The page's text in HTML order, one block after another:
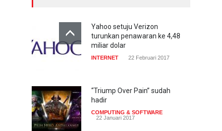
Yahoo setuju Verizon
turunkan penawaran ke 4,48
miliar dolar
INTERNET 22 Februari 2017
“Triump Over Pain” sudah
hadir
COMPUTING & SOFTWARE
22 Januari 2017